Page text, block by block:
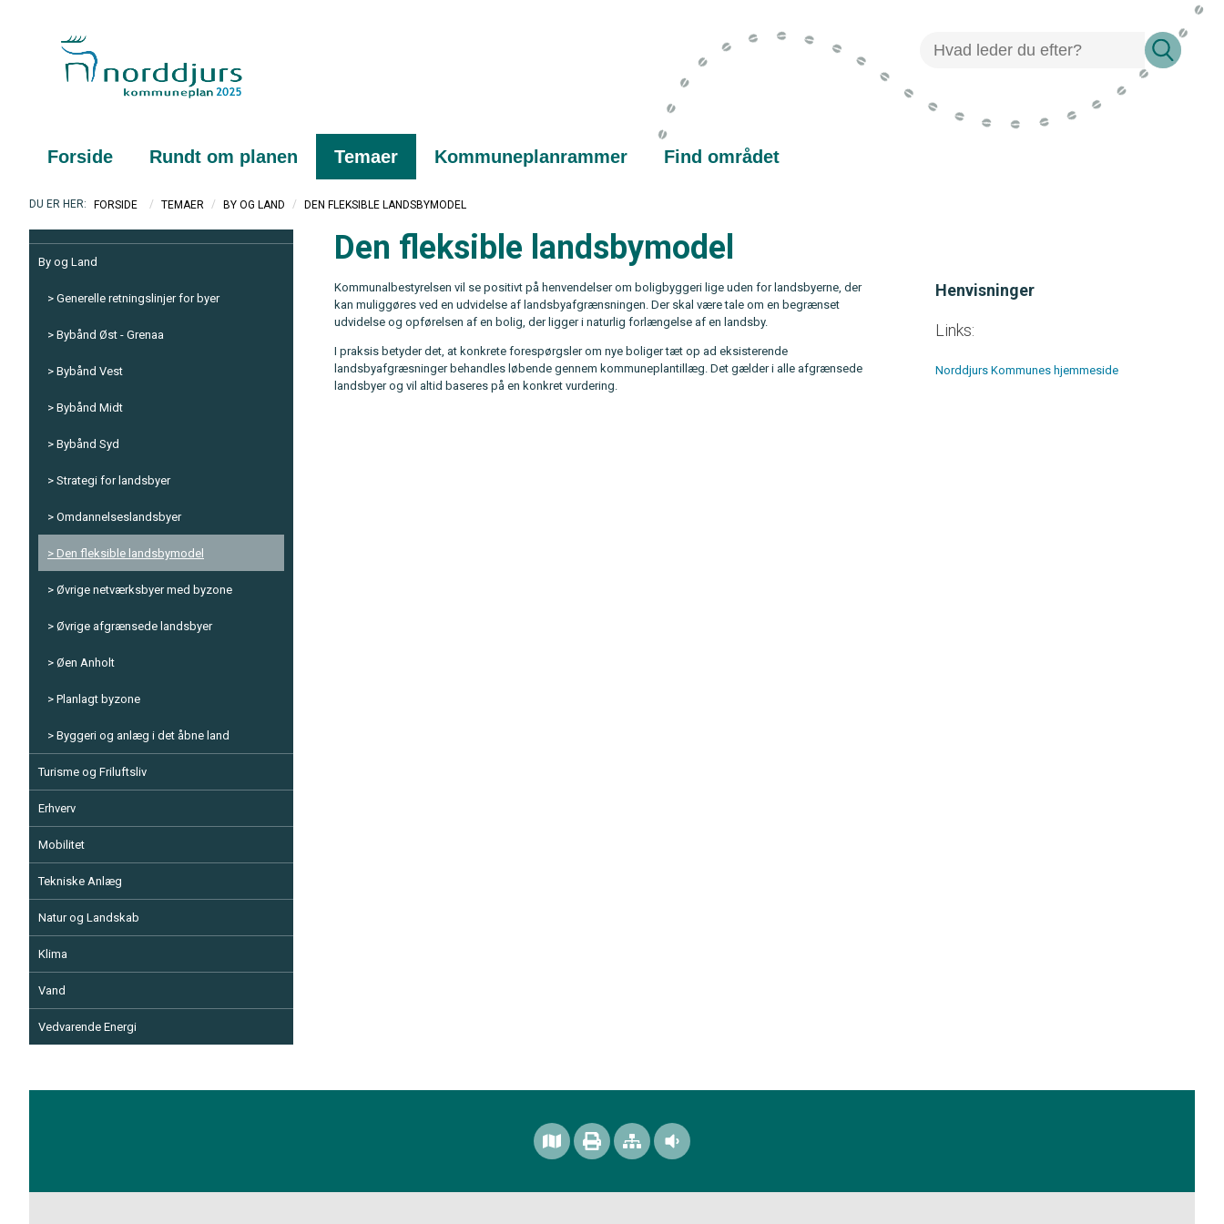
Forside Rundt om planen Temaer Kommuneplanrammer Find området
FORSIDE / TEMAER / BY OG LAND / DEN FLEKSIBLE LANDSBYMODEL
By og Land
Generelle retningslinjer for byer
Bybånd Øst - Grenaa
Bybånd Vest
Bybånd Midt
Bybånd Syd
Strategi for landsbyer
Omdannelseslandsbyer
Den fleksible landsbymodel
Øvrige netværksbyer med byzone
Øvrige afgrænsede landsbyer
Øen Anholt
Planlagt byzone
Byggeri og anlæg i det åbne land
Turisme og Friluftsliv
Erhverv
Mobilitet
Tekniske Anlæg
Natur og Landskab
Klima
Vand
Vedvarende Energi
Den fleksible landsbymodel
Kommunalbestyrelsen vil se positivt på henvendelser om boligbyggeri lige uden for landsbyerne, der
kan muliggøres ved en udvidelse af landsbyafgrænsningen. Der skal være tale om en begrænset
udvidelse og opførelsen af en bolig, der ligger i naturlig forlængelse af en landsby.
I praksis betyder det, at konkrete forespørgsler om nye boliger tæt op ad eksisterende
landsbyafgræsninger behandles løbende gennem kommuneplantillæg. Det gælder i alle afgrænsede
landsbyer og vil altid baseres på en konkret vurdering.
Henvisninger
Links:
Norddjurs Kommunes hjemmeside